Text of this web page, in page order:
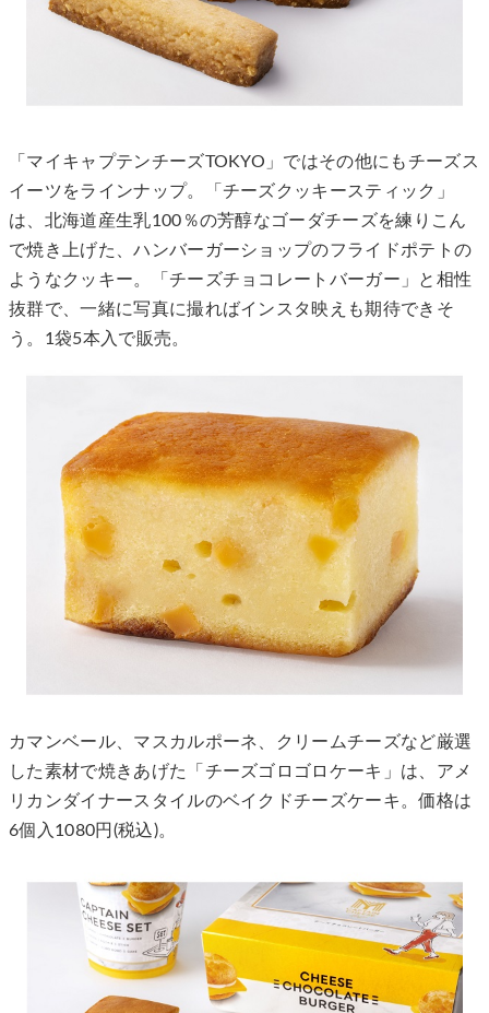
「マイキャプテンチーズTOKYO」ではその他にもチーズス
イーツをラインナップ。「チーズクッキースティック」
は、北海道産生乳100％の芳醇なゴーダチーズを練りこん
で焼き上げた、ハンバーガーショップのフライドポテトの
ようなクッキー。「チーズチョコレートバーガー」と相性
抜群で、一緒に写真に撮ればインスタ映えも期待できそ
う。1袋5本入で販売。
カマンベール、マスカルポーネ、クリームチーズなど厳選
した素材で焼きあげた「チーズゴロゴロケーキ」は、アメ
リカンダイナースタイルのベイクドチーズケーキ。価格は
6個入1080円(税込)。